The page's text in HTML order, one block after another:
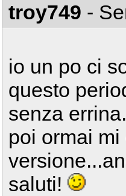
troy749 -
io un po ci
questo
senza
poi ormai
saluti!